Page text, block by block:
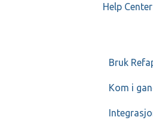
Help Center
Bruk
Kom i
Mitt